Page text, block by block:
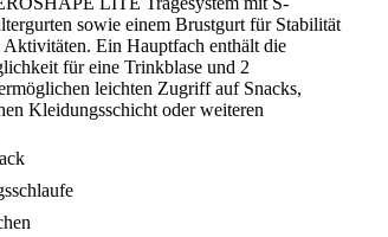
sowie einem Brustgurt für Stabilität
Aktivitäten. Ein Hauptfach enthält die
für eine Trinkblase und 2
leichten Zugriff auf Snacks,
Kleidungsschicht oder weiteren